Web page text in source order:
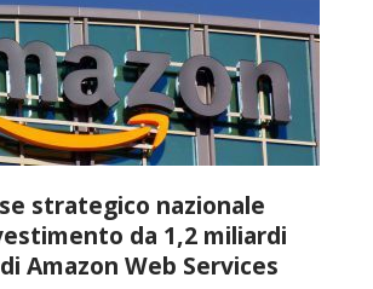
strategico nazionale
da 1,2 miliardi
Amazon Web Services